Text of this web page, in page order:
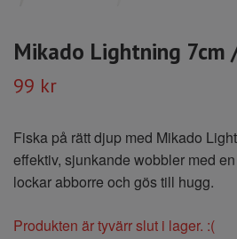
Mikado Lightning 7cm
99 kr
Fiska på rätt djup med Mikado
effektiv, sjunkande wobbler med
lockar abborre och gös till hugg.
Produkten är tyvärr slut i lager. :(